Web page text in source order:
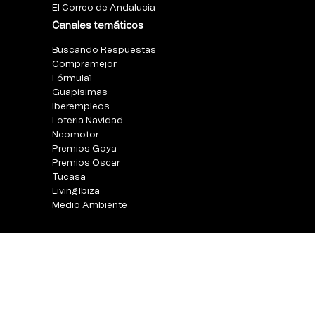
El Correo de Andalucia
Canales temáticos
Buscando Respuestas
Compramejor
Fórmula1
Guapisimas
Iberempleos
Loteria Navidad
Neomotor
Premios Goya
Premios Oscar
Tucasa
Living Ibiza
Medio Ambiente